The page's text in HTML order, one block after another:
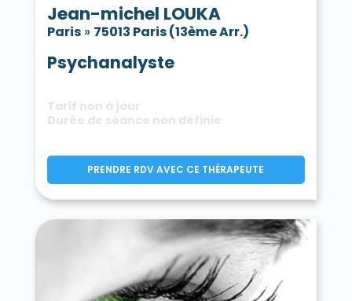
Jean-michel LOUKA
Paris» 75013 Paris (13ème Arr.)
Psychanalyste
Tarif non à jour
Durée de séance non définie
PRENDRE RDV AVEC CE THÉRAPEUTE